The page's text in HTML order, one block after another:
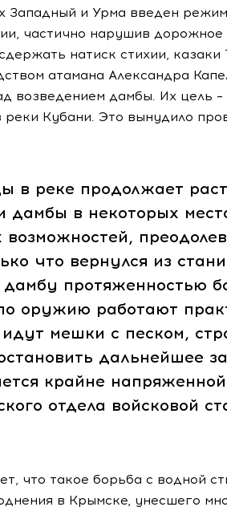
Западный и Урма введен
частично нарушив
натиск стихии, казаки
атамана Александра
возведением дамбы. Их цель
Кубани. Это вынудило
в реке продолжает
дамбы в некоторых
возможностей,
что вернулся из
дамбу протяженностью
оружию работают
мешки с песком,
дальнейшее
крайне
отдела войсковой
что такое борьба с водной
в Крымске, унесшего